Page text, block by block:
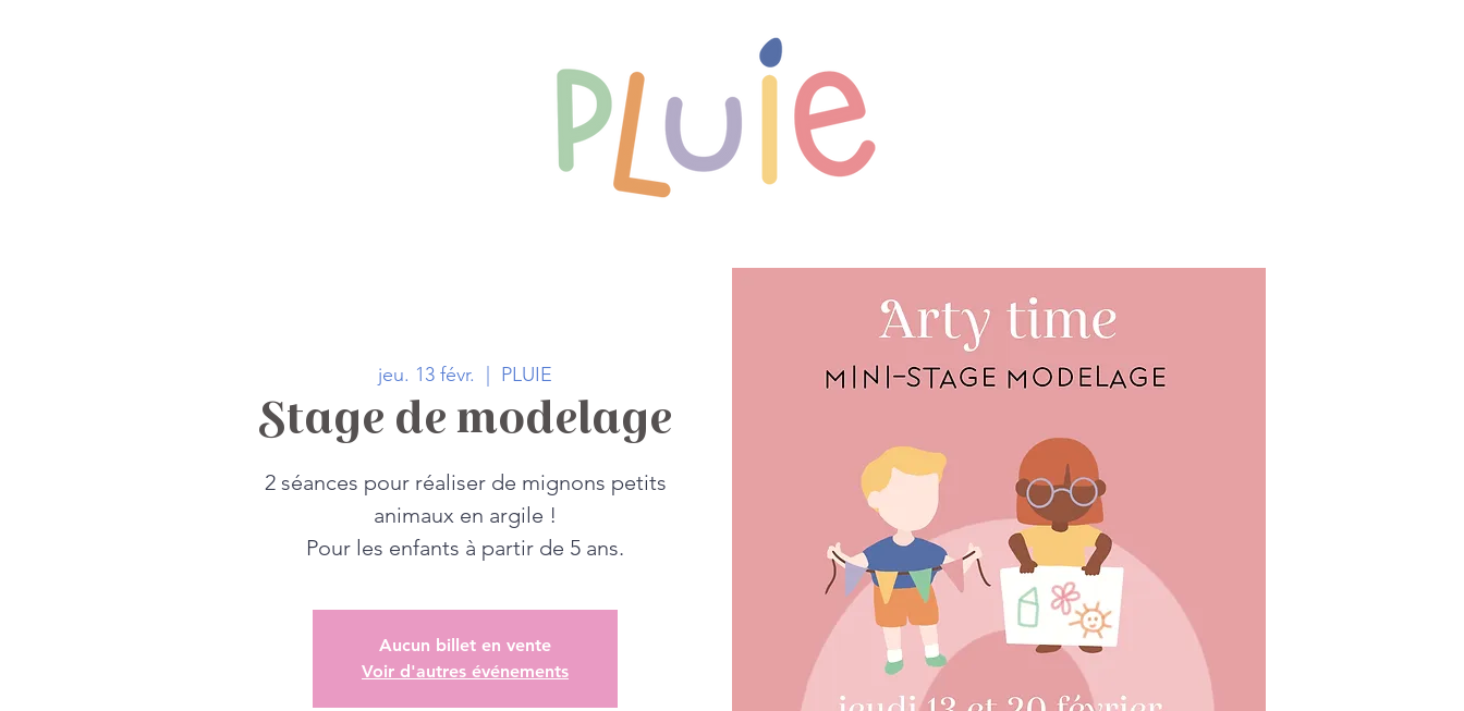
jeu. 13 févr. PLUIE
Stage de modelage
2 séances pour réaliser de mignons petits
animaux en argile !
Pour les enfants à partir de 5 ans.
Aucun billet en vente
Voir d'autres événements